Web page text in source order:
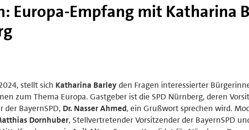
Europa-Empfang mit Katharina
stellt sich Katharina Barleyden Fragen interessierter
zum Thema Europa. Gastgeber ist die SPD Nürnberg, deren
der BayernSPD, Dr. Nasser Ahmed, ein Grußwort sprechen wird.
Dornhuber, Stellvertretender Vorsitzender der BayernSPD